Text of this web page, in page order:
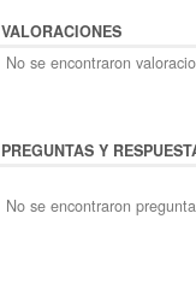
VALORACIONES
No se encontraron
PREGUNTAS Y
No se encontraron